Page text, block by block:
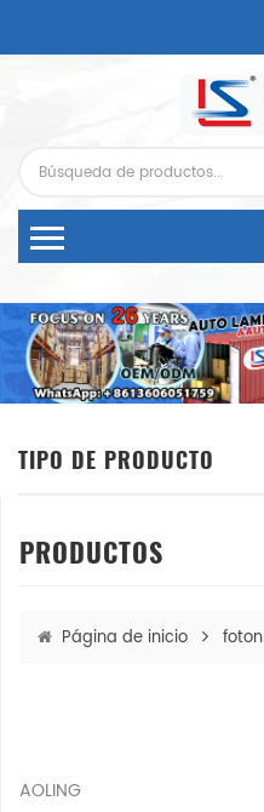
TIPO DE PRODUCTO
PRODUCTOS
Página de inicio foton
AOLING